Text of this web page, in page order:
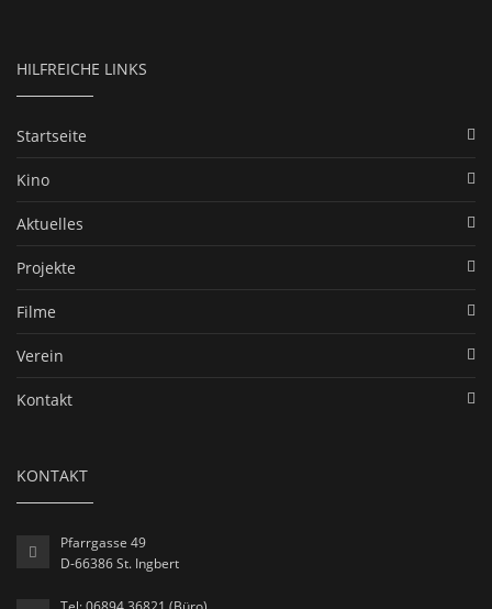
HILFREICHE LINKS
Startseite
Kino
Aktuelles
Projekte
Filme
Verein
Kontakt
KONTAKT
Pfarrgasse 49
D-66386 St. Ingbert